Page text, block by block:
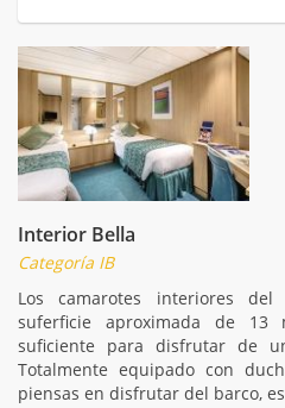
Interior Bella
Categoría IB
Los camarotes interiores
suferficie aproximada de 13
suficiente para disfrutar de
Totalmente equipado con
piensas en disfrutar del barco,